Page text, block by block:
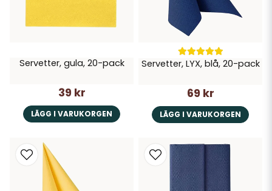
Servetter, gula, 20-pack
39 kr
LÄGG I VARUKORGEN
Servetter, LYX, blå, 20-pack
69 kr
LÄGG I VARUKORGEN